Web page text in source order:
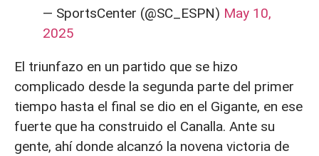
— SportsCenter (@SC_ESPN) May 10,
2025
El triunfazo en un partido que se hizo
complicado desde la segunda parte del primer
tiempo hasta el final se dio en el Gigante, en ese
fuerte que ha construido el Canalla. Ante su
gente, ahí donde alcanzó la novena victoria de